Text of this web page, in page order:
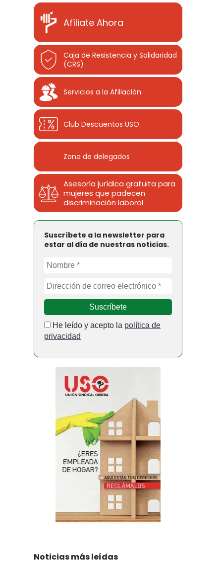
Afíliate Ahora
Caja de Resistencia y Solidaridad
(CRS)
Servicios a la Afiliación
Club Descuentos USO
Zona de delegados
Asesoría jurídica gratuita para
mujeres que padecen
discriminación laboral
Suscríbete a la newsletter para
estar al día de nuestras noticias.
He leído y acepto la política de
privacidad
Noticias más leídas